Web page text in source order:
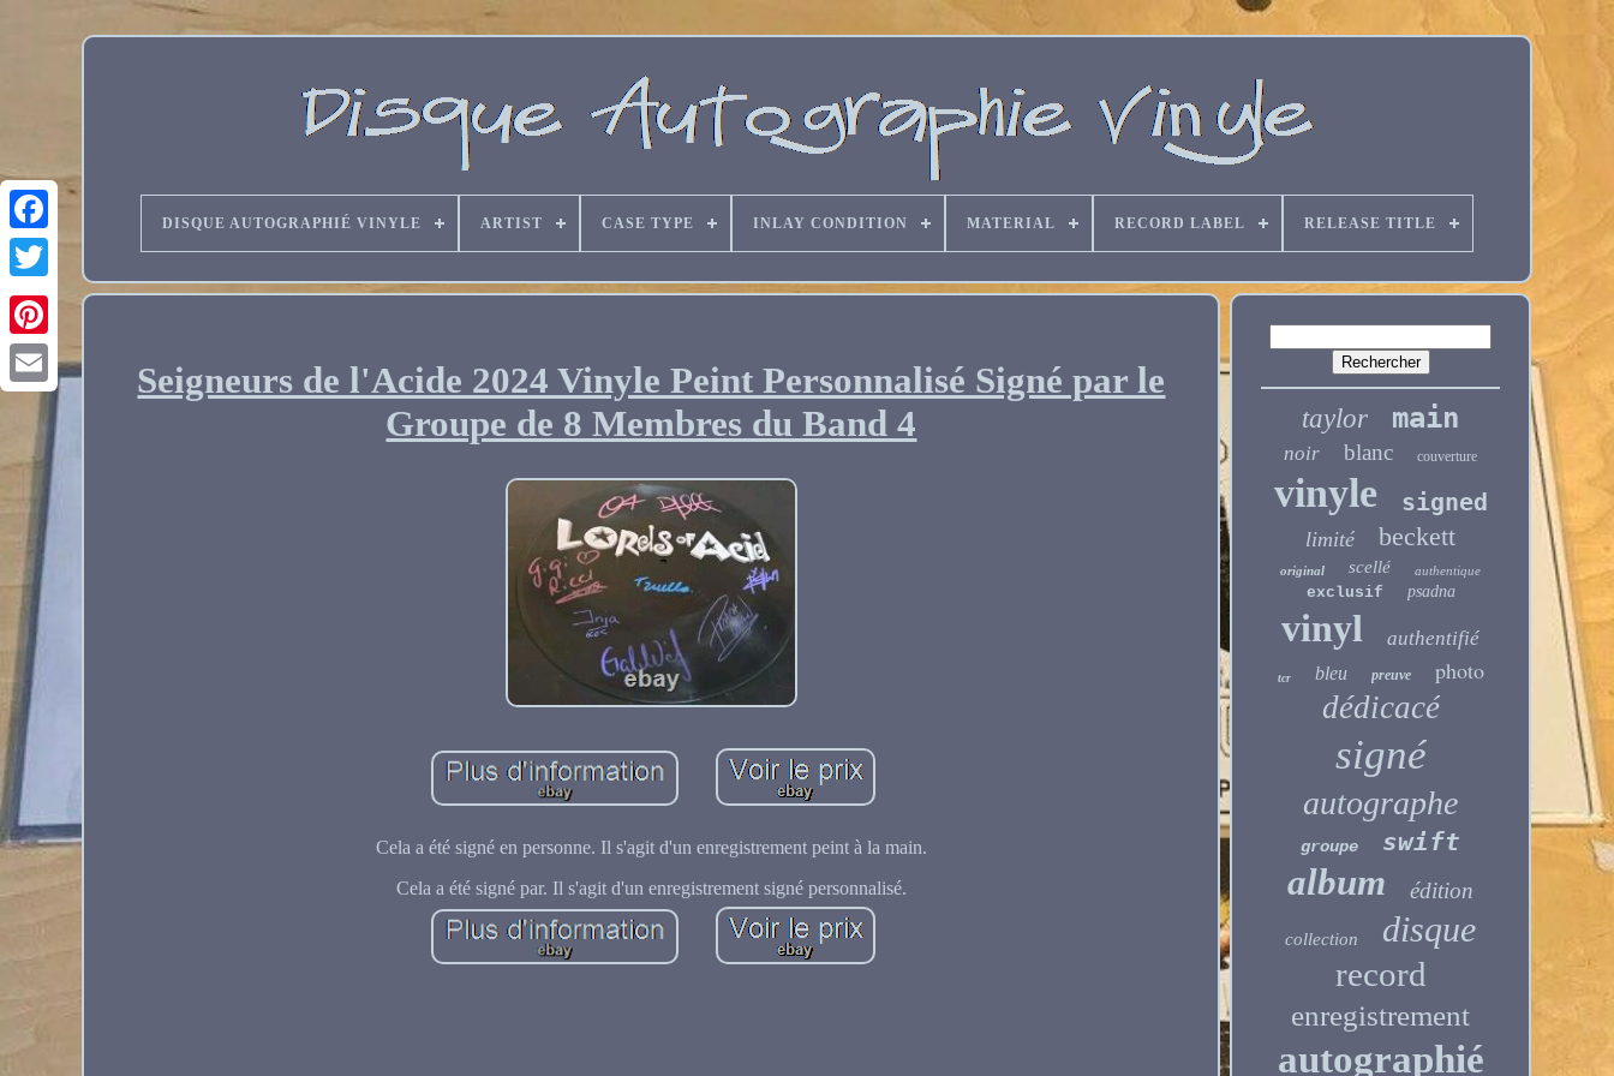
Email
DISQUE AUTOGRAPHIÉ VINYLE ARTIST CASE TYPE INLAY CONDITION MATERIAL RECORD LABEL RELEASE TITLE
Seigneurs de l'Acide 2024 Vinyle Peint Personnalisé Signé par le
Groupe de 8 Membres du Band 4
Cela a été signé en personne. Il s'agit d'un enregistrement peint à la main.
Cela a été signé par. Il s'agit d'un enregistrement signé personnalisé.
taylor main
noir blanc couverture
vinyle signed
limité beckett
original scellé authentique
exclusif psadna
vinyl authentifié
tcr bleu preuve photo
dédicacé
signé
autographe
groupe swift
album édition
collection disque
record
enregistrement
autographié